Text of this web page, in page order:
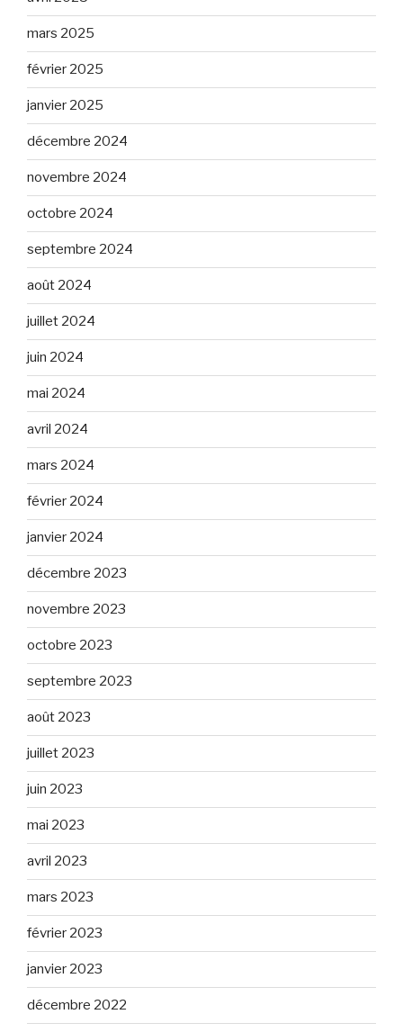
mars 2025
février 2025
janvier 2025
décembre 2024
novembre 2024
octobre 2024
septembre 2024
août 2024
juillet 2024
juin 2024
mai 2024
avril 2024
mars 2024
février 2024
janvier 2024
décembre 2023
novembre 2023
octobre 2023
septembre 2023
août 2023
juillet 2023
juin 2023
mai 2023
avril 2023
mars 2023
février 2023
janvier 2023
décembre 2022